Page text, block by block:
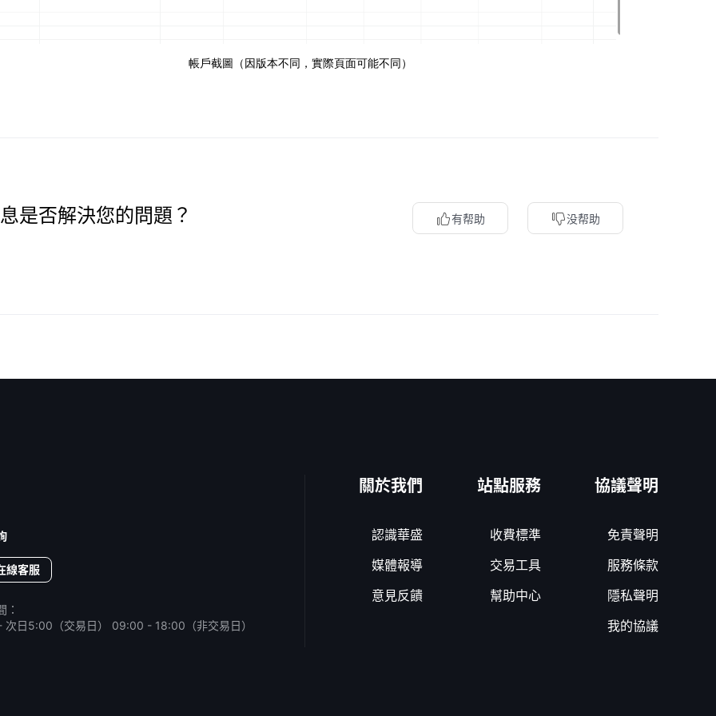
帳戶截圖（因版本不同，實際頁面可能不同）
是否解決您的問題？ 有帮助 没帮助
關於我們
認識華盛
媒體報導
意見反饋
站點服務
收費標準
交易工具
幫助中心
協議聲明
免責聲明
服務條款
隱私聲明
我的協議
線客服
：
日5:00（交易日） 09:00 - 18:00（非交易日）